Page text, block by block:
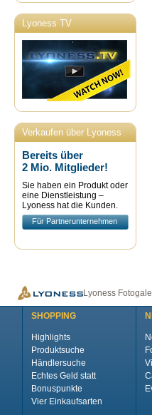
Lyoness TV
Verkaufen über Lyoness
Bereits über
2 Mio. Mitglieder!
Sie haben ein Produkt oder
eine Dienstleistung –
Lyoness hat die Kunden.
Für Partnerunternehmen
Lyoness
SHOPPING
Highlights
Produktsuche
Händlersuche
Echtes Geld statt
Bonuspunkte
Vier Einkaufsarten